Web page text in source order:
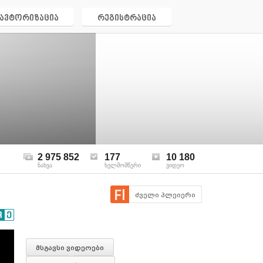
ავტორიზაცია რეგისტრაცია
2 975 852
ნახვა
177
ხელმომწერი
10 180
ვიდეო
ძველი პლეიერი
მსგავსი ვიდეოები